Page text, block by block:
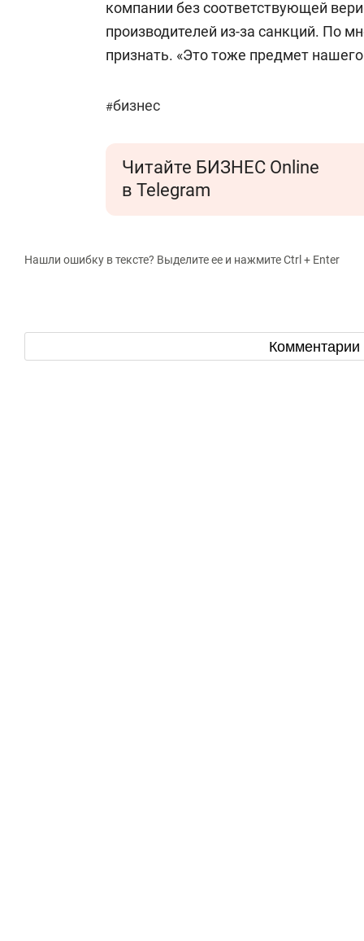
компании без соответствующей
производителей из-за санкций. По
признать. «Это тоже предмет
#бизнес
Читайте БИЗНЕС Online
в Telegram
Нашли ошибку в тексте? Выделите ее и нажмите Ctrl + Enter
Комментарии